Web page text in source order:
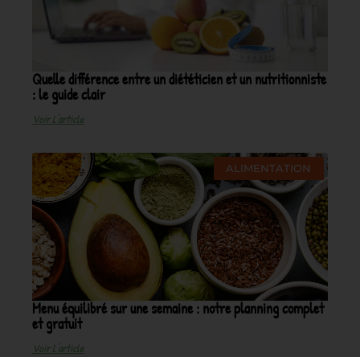
Quelle différence entre un diététicien et un nutritionniste
: le guide clair
Voir L'article
ALIMENTATION
Menu équilibré sur une semaine : notre planning complet
et gratuit
Voir L'article